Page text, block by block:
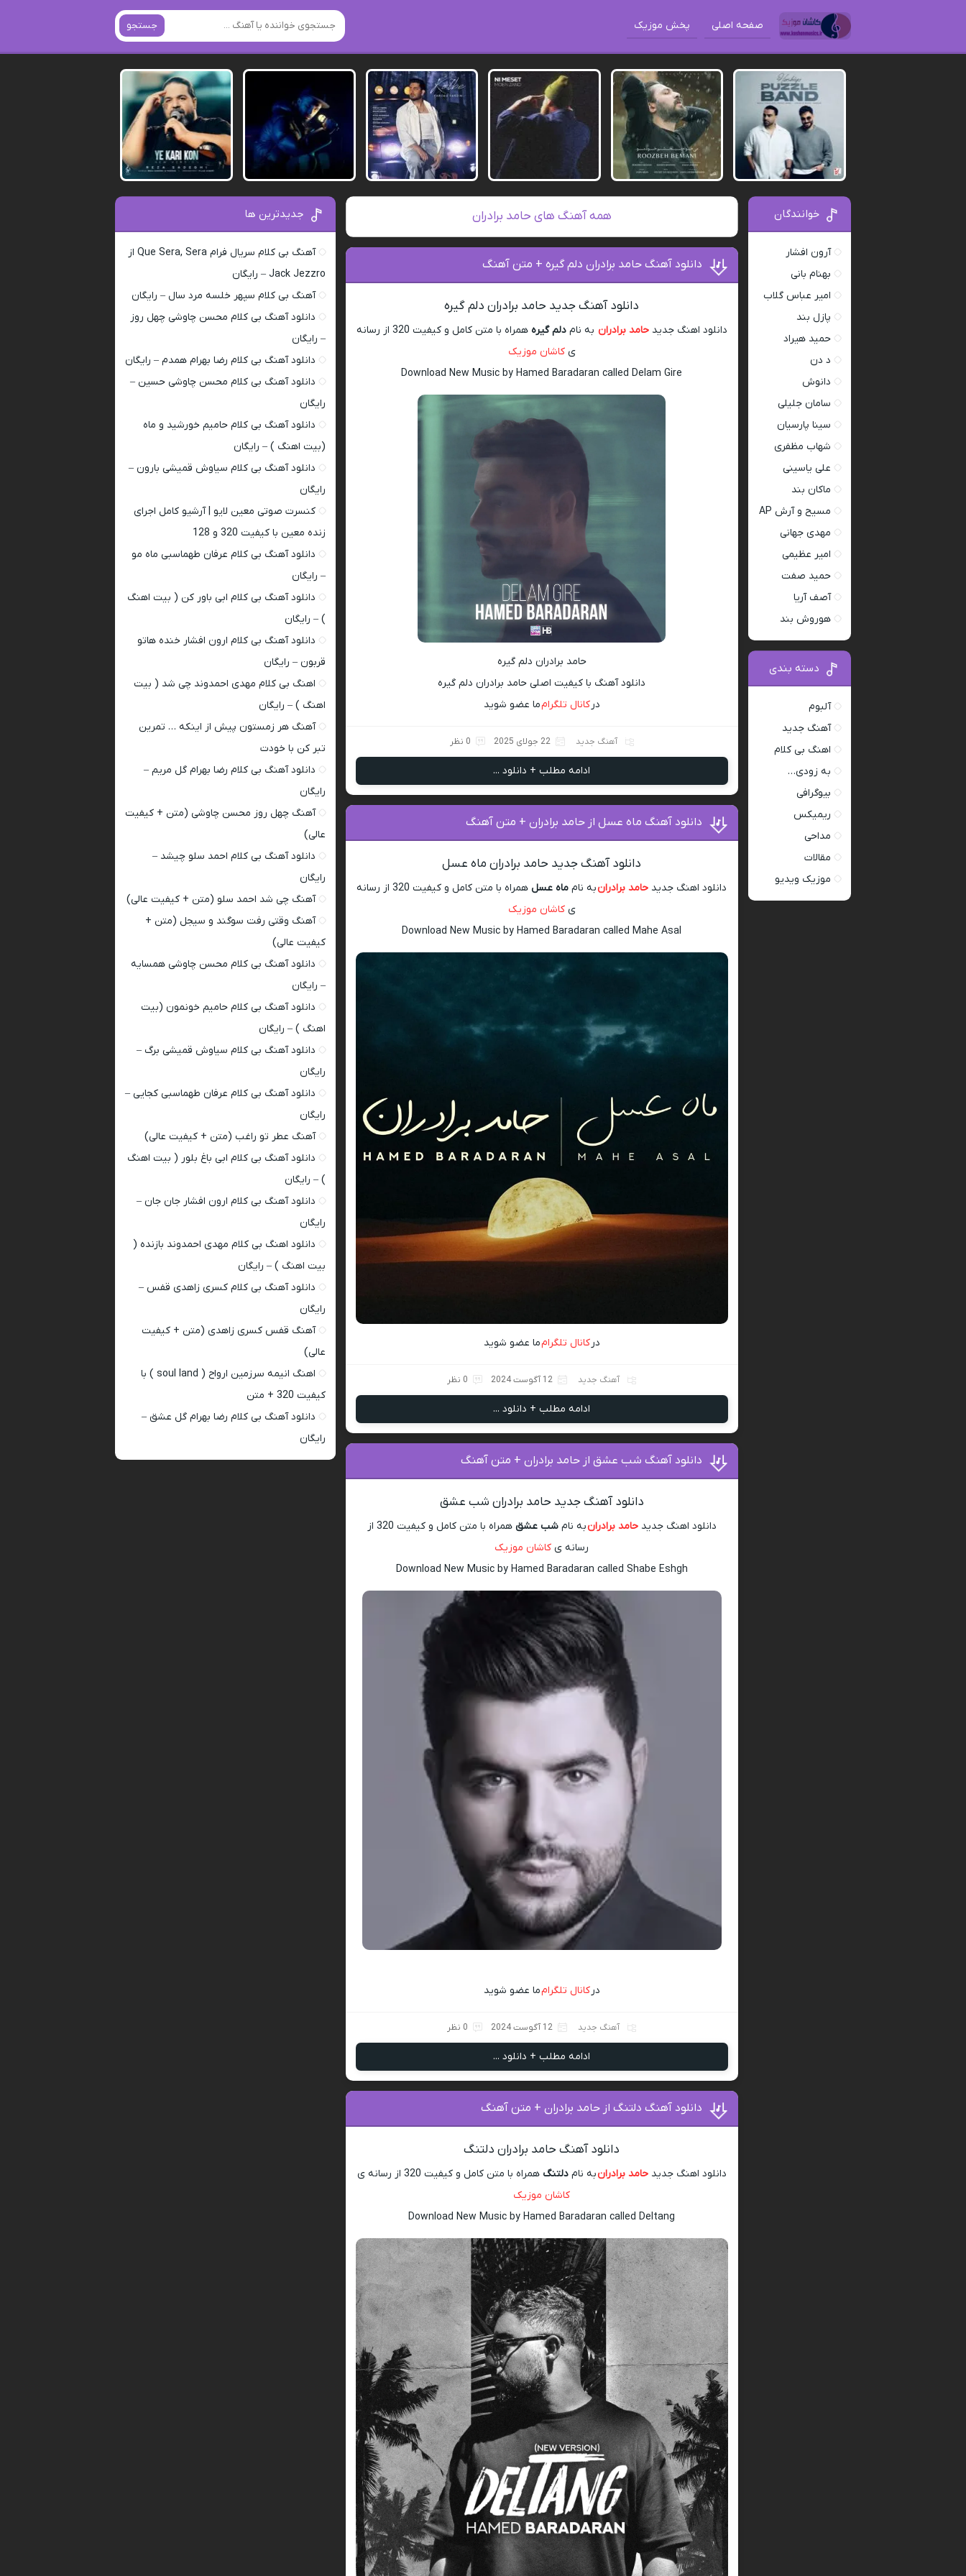
صفحه اصلی پخش موزیک جستجو
همه آهنگ های حامد برادران
دانلود آهنگ حامد برادران دلم گیره + متن آهنگ
دانلود آهنگ جدید حامد برادران دلم گیره
دانلود اهنگ جدیدحامد برادران به نامدلم گیره
همراه با متن کامل و کیفیت 320 از رسانه
یکاشان موزیک
Download New Music by Hamed Baradaran called Delam Gire
حامد برادران دلم گیره
دانلود آهنگ با کیفیت اصلی حامد برادران دلم گیره
درکانال تلگرامما عضو شوید
آهنگ جدید 22 جولای 2025 0 نظر
ادامه مطلب + دانلود ...
دانلود آهنگ ماه عسل از حامد برادران + متن آهنگ
دانلود آهنگ جدید حامد برادران ماه عسل
دانلود اهنگ جدید حامد برادرانبه نام ماه عسل
همراه با متن کامل و کیفیت 320 از رسانه
یکاشان موزیک
Download New Music by Hamed Baradaran called Mahe Asal
درکانال تلگرامما عضو شوید
آهنگ جدید 12 آگوست 2024 0 نظر
ادامه مطلب + دانلود ...
دانلود آهنگ شب عشق از حامد برادران + متن آهنگ
دانلود آهنگ جدید حامد برادران شب عشق
دانلود اهنگ جدیدحامد برادرانبه نامشب عشق
همراه با متن کامل و کیفیت 320 از
رسانه ی کاشان موزیک
Download New Music by Hamed Baradaran called Shabe Eshgh
درکانال تلگرامما عضو شوید
آهنگ جدید 12 آگوست 2024 0 نظر
ادامه مطلب + دانلود ...
دانلود آهنگ دلتنگ از حامد برادران + متن آهنگ
دانلود آهنگ حامد برادران دلتنگ
دانلود اهنگ جدیدحامد برادرانبه نامدلتنگ همراه با متن کامل و کیفیت 320 از رسانه ی
کاشان موزیک
Download New Music by Hamed Baradaran called Deltang
خوانندگان
آرون افشار
بهنام بانی
امیر عباس گلاب
پازل بند
حمید هیراد
د دن
دانوش
سامان جلیلی
سینا پارسیان
شهاب مظفری
علی یاسینی
ماکان بند
مسیح و آرش AP
مهدی جهانی
امیر عظیمی
حمید صفت
آصف آریا
هوروش بند
دسته بندی
آلبوم
آهنگ جدید
اهنگ بی کلام
به زودی…
بیوگرافی
ریمیکس
مداحی
مقالات
موزیک ویدیو
جدیدترین ها
آهنگ بی کلام سریال فرام Que Sera, Sera از
Jack Jezzro – رایگان
آهنگ بی کلام سپهر خلسه مرد سال – رایگان
دانلود آهنگ بی کلام محسن چاوشی چهل روز
– رایگان
دانلود آهنگ بی کلام رضا بهرام همدم – رایگان
دانلود آهنگ بی کلام محسن چاوشی حسین –
رایگان
دانلود آهنگ بی کلام حامیم خورشید و ماه
(بیت اهنگ ) – رایگان
دانلود آهنگ بی کلام سیاوش قمیشی بارون –
رایگان
کنسرت صوتی معین لایو | آرشیو کامل اجرای
زنده معین با کیفیت 320 و 128
دانلود آهنگ بی کلام عرفان طهماسبی ماه مو
– رایگان
دانلود آهنگ بی کلام ابی باور کن ( بیت اهنگ
) – رایگان
دانلود آهنگ بی کلام ارون افشار خنده هاتو
قربون – رایگان
اهنگ بی کلام مهدی احمدوند چی شد ( بیت
اهنگ ) – رایگان
آهنگ هر زمستون پیش از اینکه … تمرین
تبر کن با خودت
دانلود آهنگ بی کلام رضا بهرام گل مریم –
رایگان
آهنگ چهل روز محسن چاوشی (متن + کیفیت
عالی)
دانلود آهنگ بی کلام احمد سلو چیشد –
رایگان
آهنگ چی شد احمد سلو (متن + کیفیت عالی)
آهنگ وقتی رفت سوگند و سیجل (متن +
کیفیت عالی)
دانلود آهنگ بی کلام محسن چاوشی همسایه
– رایگان
دانلود آهنگ بی کلام حامیم خونمون (بیت
اهنگ ) – رایگان
دانلود آهنگ بی کلام سیاوش قمیشی برگ –
رایگان
دانلود آهنگ بی کلام عرفان طهماسبی کجایی –
رایگان
آهنگ عطر تو راغب (متن + کیفیت عالی)
دانلود آهنگ بی کلام ابی باغ بلور ( بیت اهنگ
) – رایگان
دانلود آهنگ بی کلام ارون افشار جان جان –
رایگان
دانلود اهنگ بی کلام مهدی احمدوند بازنده (
بیت اهنگ ) – رایگان
دانلود آهنگ بی کلام کسری زاهدی قفس –
رایگان
آهنگ قفس کسری زاهدی (متن + کیفیت
عالی)
اهنگ انیمه سرزمین ارواح ( soul land ) با
کیفیت 320 + متن
دانلود آهنگ بی کلام رضا بهرام گل عشق –
رایگان